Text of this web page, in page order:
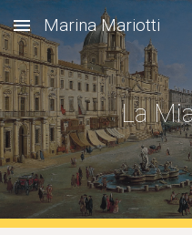
Skip to main content
Marina Mariotti
La